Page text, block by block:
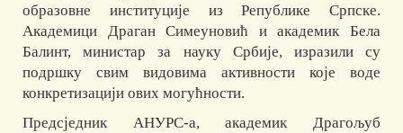
образовне институције из Републике Српске.
Академици Драган Симеуновић и академик Бела
Балинт, министар за науку Србије, изразили су
подршку свим видовима активности које воде
конкретизацији ових могућности.
Предсједник АНУРС-а, академик Драгољуб